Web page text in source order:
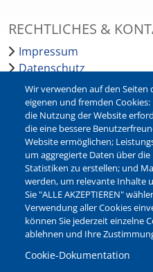
RECHTLICHES &
Impressum
Datenschutz
Barrierefreiheit
Leichte Sprache
Bankverbindungen
Pressestelle
Kontakt
NEWSLETTER
Jetzt die verschiedenen
abonnieren:
Newsletter verwalten
Wir verwenden auf den Seiten
eigenen und fremden
die Nutzung der Website
die eine bessere
Website ermöglichen;
um aggregierte Daten über
Statistiken zu erstellen; und
werden, um relevante Inhalte
Sie "ALLE AKZEPTIEREN"
Verwendung aller Cookies
können Sie jederzeit einzelne
ablehnen und Ihre
Cookie-Dokumentation